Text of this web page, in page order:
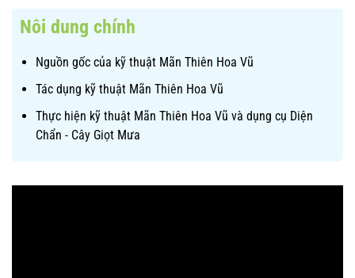
Nôi dung chính
Nguồn gốc của kỹ thuật Mãn Thiên Hoa Vũ
Tác dụng kỹ thuật Mãn Thiên Hoa Vũ
Thực hiện kỹ thuật Mãn Thiên Hoa Vũ và dụng cụ Diện
Chẩn - Cây Giọt Mưa